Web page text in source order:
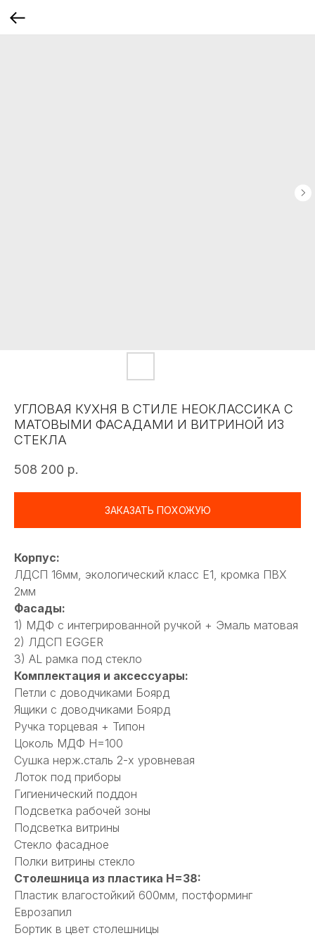
УГЛОВАЯ КУХНЯ В СТИЛЕ НЕОКЛАССИКА С
МАТОВЫМИ ФАСАДАМИ И ВИТРИНОЙ ИЗ
СТЕКЛА
508 200 р.
ЗАКАЗАТЬ ПОХОЖУЮ
Корпус:
ЛДСП 16мм, экологический класс Е1, кромка ПВХ
2мм
Фасады:
1) МДФ с интегрированной ручкой + Эмаль матовая
2) ЛДСП EGGER
3) AL рамка под стекло
Комплектация и аксессуары:
Петли с доводчиками Боярд
Ящики с доводчиками Боярд
Ручка торцевая + Типон
Цоколь МДФ Н=100
Сушка нерж.сталь 2-х уровневая
Лоток под приборы
Гигиенический поддон
Подсветка рабочей зоны
Подсветка витрины
Стекло фасадное
Полки витрины стекло
Столешница из пластика Н=38:
Пластик влагостойкий 600мм, постформинг
Еврозапил
Бортик в цвет столешницы